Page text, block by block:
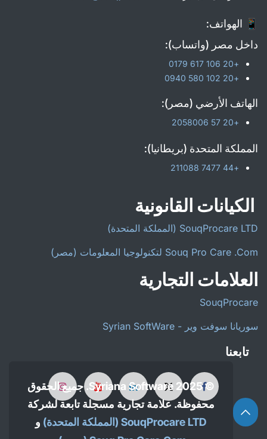
📱 الهواتف:
داخل مصر (واتساب):
+20 106 617 0179
+20 102 580 0940
الهاتف الأرضي (مصر):
+20 57 2058006
المملكة المتحدة (بريطانيا):
+44 7477 211088
الكيانات القانونية
SouqProcare LTD (المملكة المتحدة)
Souq Pro Care .Com لتكنولوجيا المعلومات (مصر)
العلامات التجارية
SouqProcare
سوريانا سوفت وير - Syrian SoftWare
تابعنا
© 2025 Syriana Software. جميع الحقوق
محفوظة. علامة تجارية مسجلة تابعة لشركة
SouqProcare LTD (المملكة المتحدة)
و